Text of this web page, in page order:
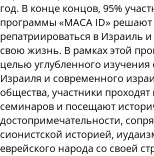
год. В конце концов, 95%
программы «МАСА ID» решают
репатриироваться в Израиль и
свою жизнь. В рамках этой
целью углубленного изучения
Израиля и современного
общества, участники проходят
семинаров и посещают
достопримечательности,
сионистской историей,
еврейского народа со своей